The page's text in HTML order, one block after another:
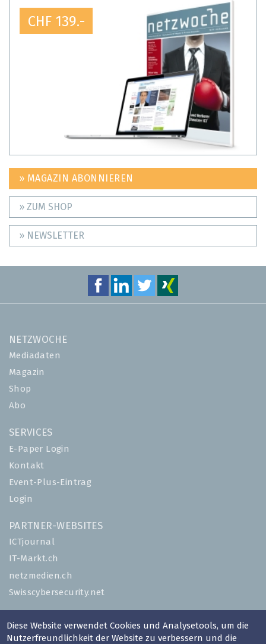
CHF 139.-
» MAGAZIN ABONNIEREN
» ZUM SHOP
» NEWSLETTER
NETZWOCHE
Mediadaten
Magazin
Shop
Abo
SERVICES
E-Paper Login
Kontakt
Event-Plus-Eintrag
Login
PARTNER-WEBSITES
ICTjournal
IT-Markt.ch
netzmedien.ch
Swisscybersecurity.net
© NETZMEDIEN AG 2026
Impressum
Diese Website verwendet Cookies und Analysetools, um die
Nutzerfreundlichkeit der Website zu verbessern und die